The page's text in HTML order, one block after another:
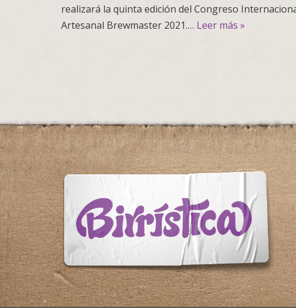
realizará la quinta edición del Congreso
Artesanal Brewmaster 2021.… Leer más »